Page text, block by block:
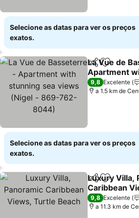
Selecione as datas para ver os preços
exatos.
Partilhar
La Vue de
Apartment
sea views
762-8044)
Ver preços
9,8 Excelente
a 1.5 km de
Selecione as datas para ver os preços
exatos.
Partilhar
Luxury Villa,
Caribbean
Beach
Ver preços
9,8 Excelente
a 11.3 km de